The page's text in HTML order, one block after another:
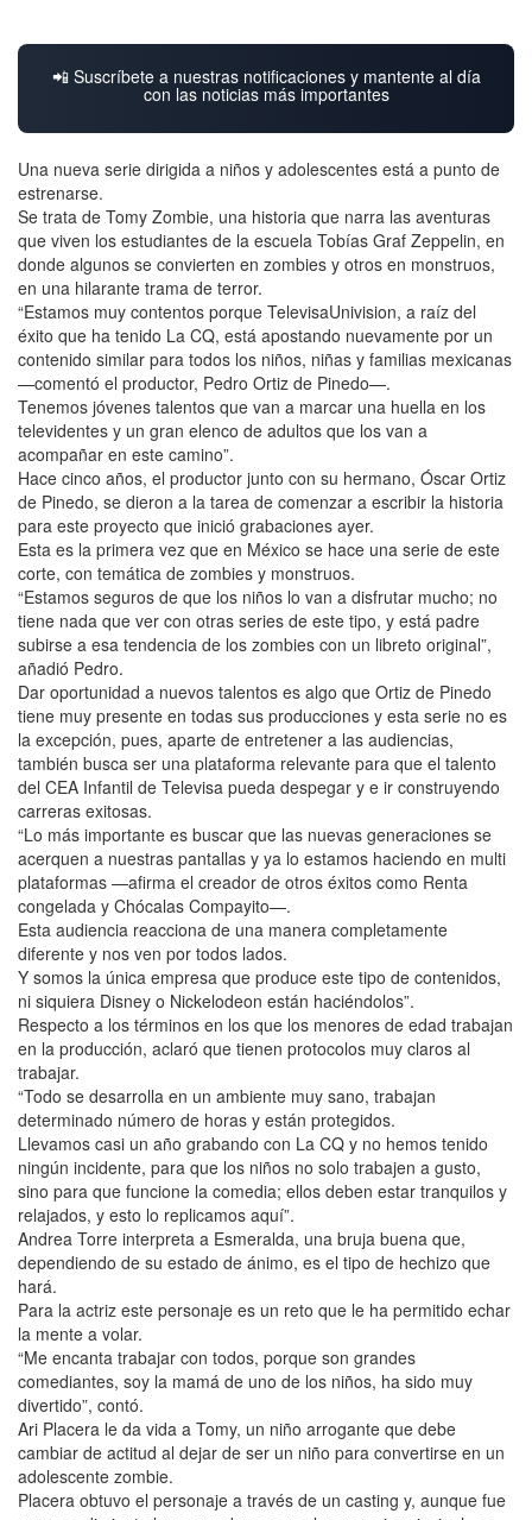
📲 Suscríbete a nuestras notificaciones y mantente al día
con las noticias más importantes
Una nueva serie dirigida a niños y adolescentes está a punto de
estrenarse.
Se trata de Tomy Zombie, una historia que narra las aventuras
que viven los estudiantes de la escuela Tobías Graf Zeppelin, en
donde algunos se convierten en zombies y otros en monstruos,
en una hilarante trama de terror.
“Estamos muy contentos porque TelevisaUnivision, a raíz del
éxito que ha tenido La CQ, está apostando nuevamente por un
contenido similar para todos los niños, niñas y familias mexicanas
—comentó el productor, Pedro Ortiz de Pinedo—.
Tenemos jóvenes talentos que van a marcar una huella en los
televidentes y un gran elenco de adultos que los van a
acompañar en este camino”.
Hace cinco años, el productor junto con su hermano, Óscar Ortiz
de Pinedo, se dieron a la tarea de comenzar a escribir la historia
para este proyecto que inició grabaciones ayer.
Esta es la primera vez que en México se hace una serie de este
corte, con temática de zombies y monstruos.
“Estamos seguros de que los niños lo van a disfrutar mucho; no
tiene nada que ver con otras series de este tipo, y está padre
subirse a esa tendencia de los zombies con un libreto original”,
añadió Pedro.
Dar oportunidad a nuevos talentos es algo que Ortiz de Pinedo
tiene muy presente en todas sus producciones y esta serie no es
la excepción, pues, aparte de entretener a las audiencias,
también busca ser una plataforma relevante para que el talento
del CEA Infantil de Televisa pueda despegar y e ir construyendo
carreras exitosas.
“Lo más importante es buscar que las nuevas generaciones se
acerquen a nuestras pantallas y ya lo estamos haciendo en multi
plataformas —afirma el creador de otros éxitos como Renta
congelada y Chócalas Compayito—.
Esta audiencia reacciona de una manera completamente
diferente y nos ven por todos lados.
Y somos la única empresa que produce este tipo de contenidos,
ni siquiera Disney o Nickelodeon están haciéndolos”.
Respecto a los términos en los que los menores de edad trabajan
en la producción, aclaró que tienen protocolos muy claros al
trabajar.
“Todo se desarrolla en un ambiente muy sano, trabajan
determinado número de horas y están protegidos.
Llevamos casi un año grabando con La CQ y no hemos tenido
ningún incidente, para que los niños no solo trabajen a gusto,
sino para que funcione la comedia; ellos deben estar tranquilos y
relajados, y esto lo replicamos aquí”.
Andrea Torre interpreta a Esmeralda, una bruja buena que,
dependiendo de su estado de ánimo, es el tipo de hechizo que
hará.
Para la actriz este personaje es un reto que le ha permitido echar
la mente a volar.
“Me encanta trabajar con todos, porque son grandes
comediantes, soy la mamá de uno de los niños, ha sido muy
divertido”, contó.
Ari Placera le da vida a Tomy, un niño arrogante que debe
cambiar de actitud al dejar de ser un niño para convertirse en un
adolescente zombie.
Placera obtuvo el personaje a través de un casting y, aunque fue